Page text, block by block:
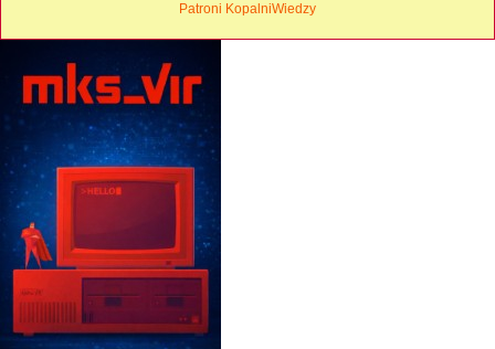
Patroni KopalniWiedzy